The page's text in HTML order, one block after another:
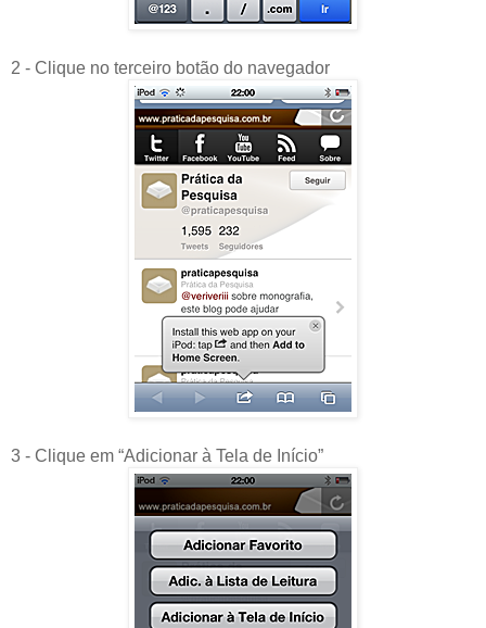
2 - Clique no terceiro botão do navegador
3 - Clique em “Adicionar à Tela de Início”